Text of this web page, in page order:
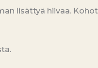
lisättyä hiivaa.